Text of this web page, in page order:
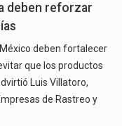
deben reforzar
deben fortalecer
que los productos
Luis Villatoro,
de Rastreo y